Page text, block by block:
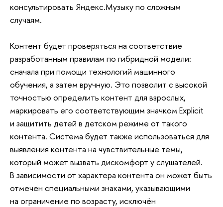
консультировать Яндекс.Музыку по сложным
случаям.
Контент будет проверяться на соответствие
разработанным правилам по гибридной модели:
сначала при помощи технологий машинного
обучения, а затем вручную. Это позволит с высокой
точностью определить контент для взрослых,
маркировать его соответствующим значком Explicit
и защитить детей в детском режиме от такого
контента. Система будет также использоваться для
выявления контента на чувствительные темы,
который может вызвать дискомфорт у слушателей.
В зависимости от характера контента он может быть
отмечен специальными знаками, указывающими
на ограничение по возрасту, исключён